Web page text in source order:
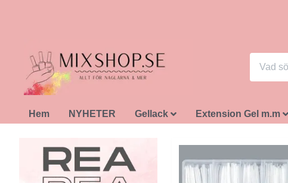
Hem NYHETER Gellack Extension Gel m.m